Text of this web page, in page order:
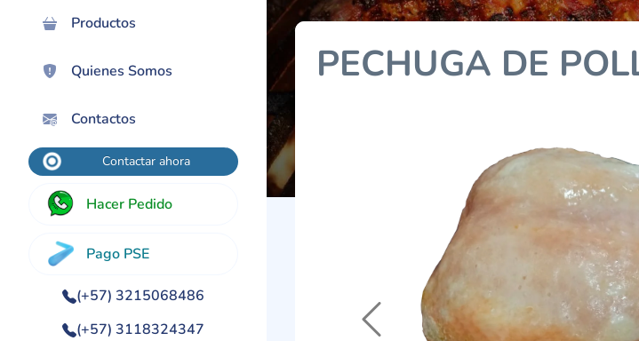
Productos
Quienes Somos
Contactos
Contactar ahora
Hacer Pedido
Pago PSE
(+57) 3215068486
(+57) 3118324347
>
PECHUGA DE
Previous